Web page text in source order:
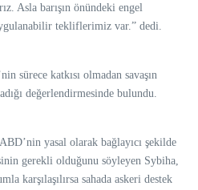
Asla barışın önündeki engel
tekliflerimiz var.” dedi.
sürece katkısı olmadan savaşın
değerlendirmesinde bulundu.
yasal olarak bağlayıcı şekilde
gerekli olduğunu söyleyen Sybiha,
karşılaşılırsa sahada askeri destek